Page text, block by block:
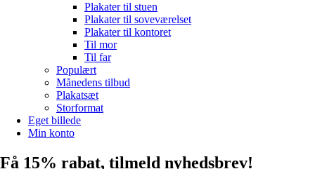
Plakater til stuen
Plakater til soveværelset
Plakater til kontoret
Til mor
Til far
Populært
Månedens tilbud
Plakatsæt
Storformat
Eget billede
Min konto
Få 15% rabat, tilmeld nyhedsbrev!